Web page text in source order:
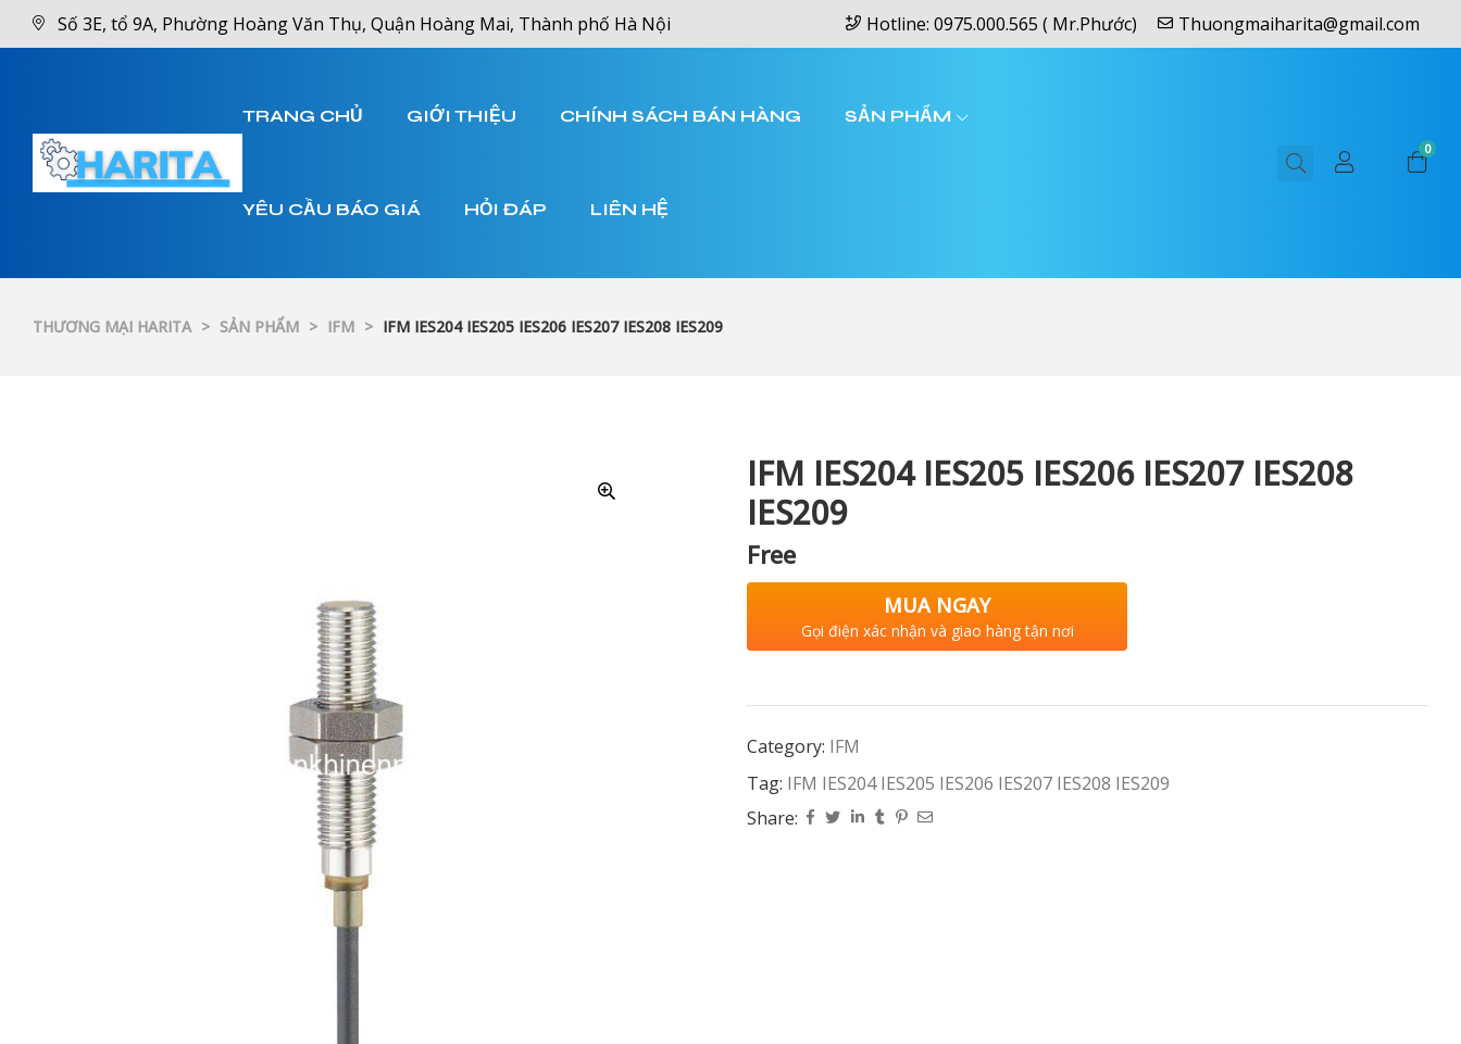
Số 3E, tổ 9A, Phường Hoàng Văn Thụ, Quận Hoàng Mai, Thành phố Hà Nội Hotline: 0975.000.565 ( Mr.Phước) Thuongmaiharita@gmail.com
TRANG CHỦ GIỚI THIỆU CHÍNH SÁCH BÁN HÀNG SẢN PHẨM
YÊU CẦU BÁO GIÁ HỎI ĐÁP LIÊN HỆ
0
THƯƠNG MẠI HARITA > SẢN PHẨM > IFM > IFM IES204 IES205 IES206 IES207 IES208 IES209
IFM IES204 IES205 IES206 IES207 IES208
IES209
Free
MUA NGAY
Gọi điện xác nhận và giao hàng tận nơi
Category: IFM
Tag: IFM IES204 IES205 IES206 IES207 IES208 IES209
Share: